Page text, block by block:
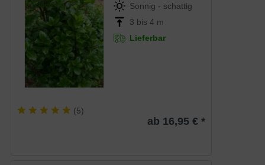
Sonnig - schattig
3 bis 4 m
Lieferbar
(5)
ab 16,95 € *